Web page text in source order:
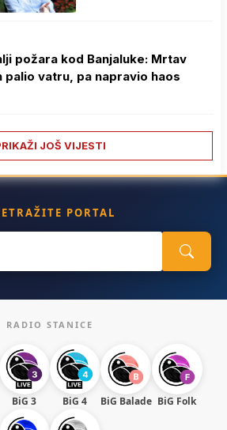
požara kod Banjaluke: Mrtav
palio vatru, pa napravio haos
JOŠ VIJESTI
PORTAL
RADIO STANICE
BiG 3 BiG 4 BiG Balade BiG Folk